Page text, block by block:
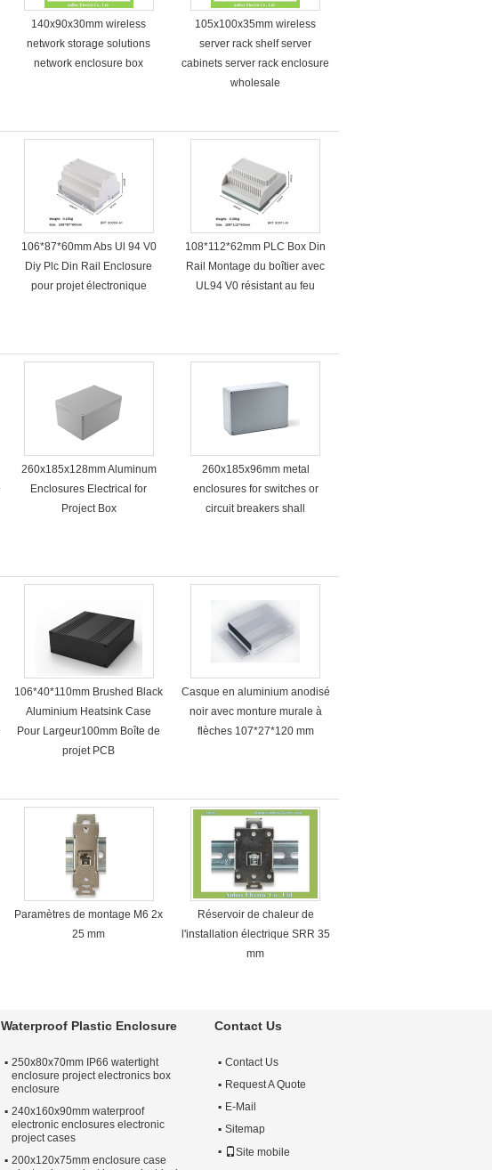
140x90x30mm wireless
network storage solutions
network enclosure box
105x100x35mm wireless
server rack shelf server
cabinets server rack enclosure
wholesale
106*87*60mm Abs Ul 94 V0
Diy Plc Din Rail Enclosure
pour projet électronique
108*112*62mm PLC Box Din
Rail Montage du boîtier avec
UL94 V0 résistant au feu
260x185x128mm Aluminum
Enclosures Electrical for
Project Box
260x185x96mm metal
enclosures for switches or
circuit breakers shall
106*40*110mm Brushed Black
Aluminium Heatsink Case
Pour Largeur100mm Boîte de
projet PCB
Casque en aluminium anodisé
noir avec monture murale à
flèches 107*27*120 mm
Paramètres de montage M6 2x
25 mm
Réservoir de chaleur de
l'installation électrique SRR 35
mm
Waterproof Plastic Enclosure
250x80x70mm IP66 watertight
enclosure project electronics box
enclosure
240x160x90mm waterproof
electronic enclosures electronic
project cases
200x120x75mm enclosure case
Contact Us
Contact Us
Request A Quote
E-Mail
Sitemap
Site mobile